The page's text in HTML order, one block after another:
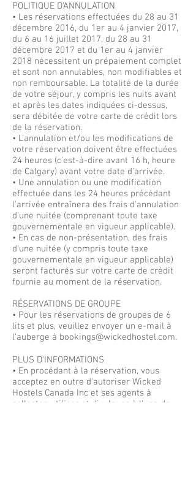
POLITIQUE D'ANNULATION
• Les réservations effectuées du 28 au 31
décembre 2016, du 1er au 4 janvier 2017,
du 6 au 16 juillet 2017, du 28 au 31
décembre 2017 et du 1er au 4 janvier
2018 nécessitent un prépaiement complet
et sont non annulables, non modifiables et
non remboursable. La totalité de la durée
de votre séjour, y compris les nuits avant
et après les dates indiquées ci-dessus,
sera débitée de votre carte de crédit lors
de la réservation.
• L'annulation et/ou les modifications de
votre réservation doivent être effectuées
24 heures (c'est-à-dire avant 16 h, heure
de Calgary) avant votre date d'arrivée.
• Une annulation ou une modification
effectuée dans les 24 heures précédant
l'arrivée entraînera des frais d'annulation
d'une nuitée (comprenant toute taxe
gouvernementale en vigueur applicable).
• En cas de non-présentation, des frais
d'une nuitée (y compris toute taxe
gouvernementale en vigueur applicable)
seront facturés sur votre carte de crédit
fournie au moment de la réservation.
RÉSERVATIONS DE GROUPE
• Pour les réservations de groupes de 6
lits et plus, veuillez envoyer un e-mail à
l'auberge à bookings@wickedhostel.com.
PLUS D'INFORMATIONS
• En procédant à la réservation, vous
acceptez en outre d'autoriser Wicked
Hostels Canada Inc et ses agents à
collecter, utiliser et divulguer à l'une de